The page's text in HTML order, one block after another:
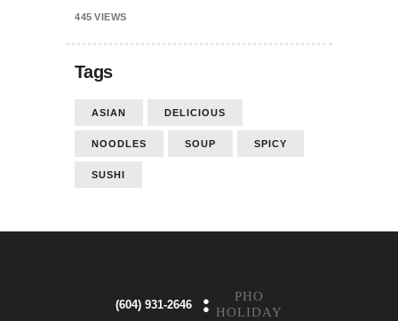
445 VIEWS
Tags
ASIAN DELICIOUS
NOODLES SOUP SPICY
SUSHI
(604) 931-2646
PHO
HOLIDAY